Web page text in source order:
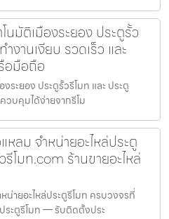
มัติเมืองระยอง ประตูรั้ว
งานเงียบ รวดเร็ว และ
อมือถือ
ระยอง ประตูรั้วรีโมท และ ประตู
วบคุมได้ง่ายจากรีโม
ลม จำหน่ายอะไหล่ประตู
โมท.com ร้านขายอะไหล่
ายอะไหล่ประตูรีโมท ครบวงจรที่
ระตูรีโมท — รับติดตั้งประ